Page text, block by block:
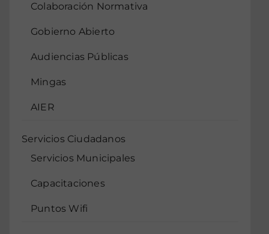
Colaboración Normativa
Gobierno Abierto
Audiencias Públicas
Mingas
AIER
Servicios Ciudadanos
Servicios Municipales
Capacitaciones
Puntos Wifi